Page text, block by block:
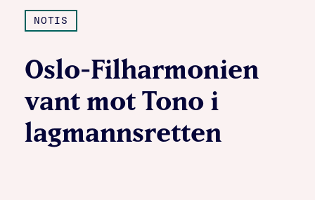
NOTIS
Oslo-Filharmonien
vant mot Tono i
lagmannsretten